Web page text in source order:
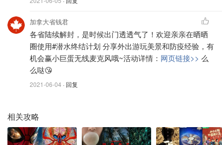
加拿大省钱君
各省陆续解封，是时候出门透透气了！欢迎亲亲在晒晒
圈使用#潜水终结计划 分享外出游玩美景和防疫经验，有
机会赢小巨蛋无线麦克风哦~活动详情： 网页链接>> 么
么哒😘
2021-06-04 · 回复
相关攻略